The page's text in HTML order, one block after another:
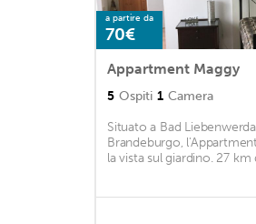
a partire da
70€
Appartment Maggy
5 Ospiti 1 Camera
Situato a Bad
Brandeburgo,
la vista sul giardino. 27 km